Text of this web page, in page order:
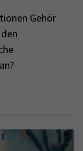
Gehör